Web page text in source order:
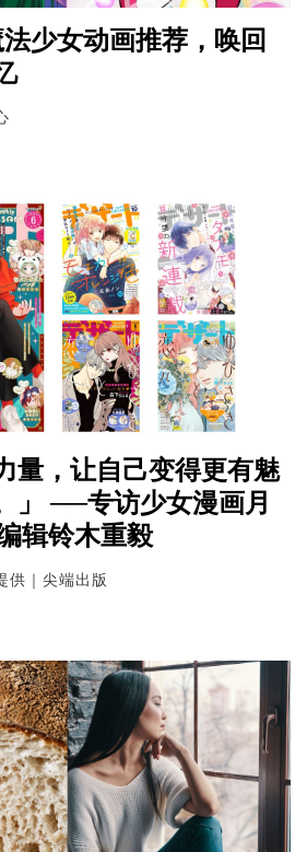
少女动画推荐，唤回
量，让自己变得更有魅
」 ──专访少女漫画月
辑铃木重毅
供｜尖端出版